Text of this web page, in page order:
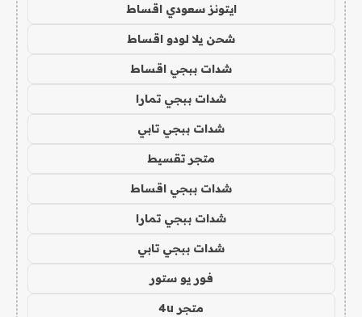
ايتونز سعودي اقساط
شحن يلا لودو اقساط
شدات ببجي اقساط
شدات ببجي تمارا
شدات ببجي تابي
متجر تقسيط
شدات ببجي اقساط
شدات ببجي تمارا
شدات ببجي تابي
فور يو ستور
متجر 4u